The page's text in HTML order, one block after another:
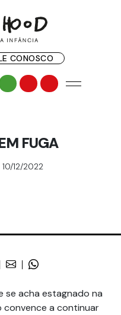
CONOSCO
FUGA
10/12/2022
se acha estagnado na
convence a continuar